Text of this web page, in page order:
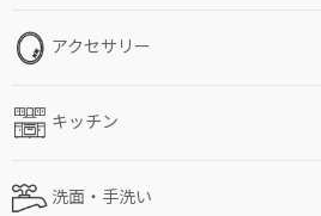
アクセサリー
キッチン
洗面・手洗い